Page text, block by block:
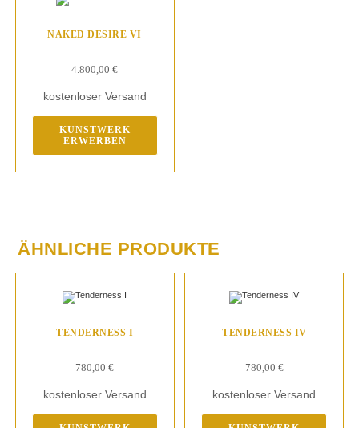
NAKED DESIRE VI
4.800,00€
kostenloser Versand
KUNSTWERK
ERWERBEN
ÄHNLICHE PRODUKTE
TENDERNESS I
780,00€
kostenloser Versand
TENDERNESS IV
780,00 €
kostenloser Versand